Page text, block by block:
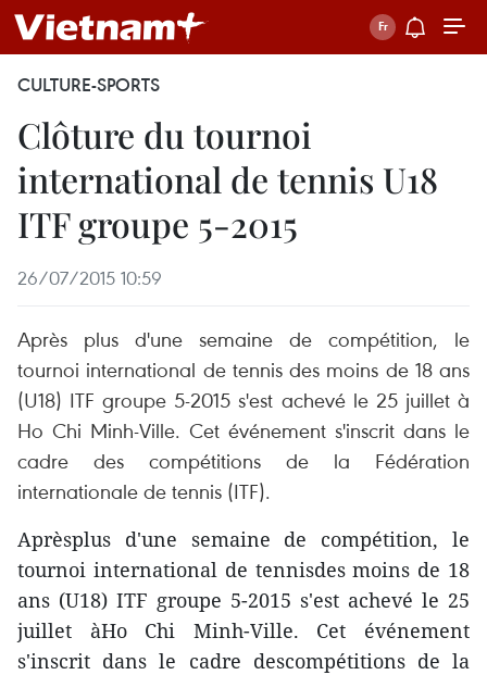
CULTURE-SPORTS
Clôture du tournoi
international de tennis U18
ITF groupe 5-2015
26/07/2015 10:59
Après plus d'une semaine de compétition, le
tournoi international de tennis des moins de 18 ans
(U18) ITF groupe 5-2015 s'est achevé le 25 juillet à
Ho Chi Minh-Ville. Cet événement s'inscrit dans le
cadre des compétitions de la Fédération
internationale de tennis (ITF).
Aprèsplus d'une semaine de compétition, le
tournoi international de tennisdes moins de 18
ans (U18) ITF groupe 5-2015 s'est achevé le 25
juillet àHo Chi Minh-Ville. Cet événement
s'inscrit dans le cadre descompétitions de la